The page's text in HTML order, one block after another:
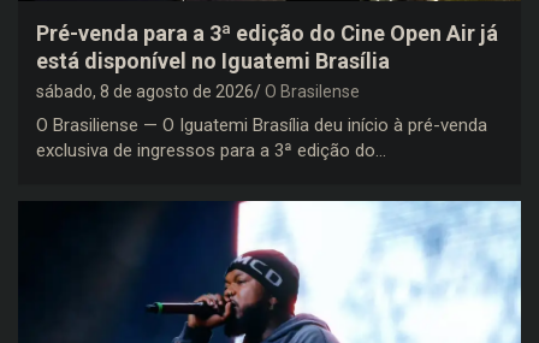
Pré-venda para a 3ª edição do Cine Open Air já
está disponível no Iguatemi Brasília
sábado, 8 de agosto de 2026 O Brasilense
O Brasiliense — O Iguatemi Brasília deu início à pré-venda
exclusiva de ingressos para a 3ª edição do…